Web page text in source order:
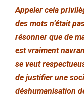
Appeler cela
des mots n’était
résonner que de
est vraiment
se veut
de justifier une
déshumanisation